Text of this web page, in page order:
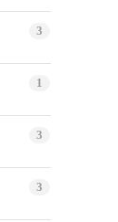
3
1
3
3